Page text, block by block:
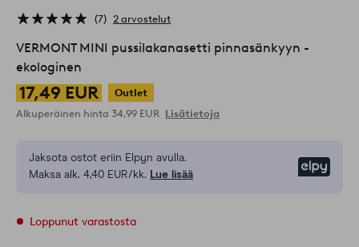
7 2 arvostelut
VERMONT MINI pussilakanasetti pinnasänkyyn -
ekologinen
17,49 EUR
Outlet
Alkuperäinen hinta 34,99 EUR Lisätietoja
Jaksota ostot eriin Elpyn avulla.
Maksa alk. 4,40 EUR/kk. Lue lisää
Loppunut varastosta